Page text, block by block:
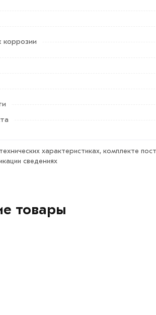
или самовывоза.
товарa в течение 7 дней (наличие
коррозии
характеристиках, комплекте
сведениях
товары